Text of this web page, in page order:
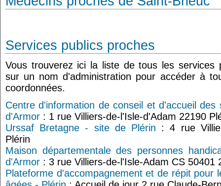
Services publics proches
Vous trouverez ici la liste de tous les services
sur un nom d'administration pour accéder à
coordonnées.
Centre d'information de conseil et d'accueil
d'Armor : 1 rue Villiers-de-l'Isle-d'Adam 22190
Urssaf Bretagne - site de Plérin : 4 rue
Plérin
Maison départementale des personnes
d'Armor : 3 rue Villiers-de-l'Isle-Adam CS 50401
Plateforme d'accompagnement et de répit pour